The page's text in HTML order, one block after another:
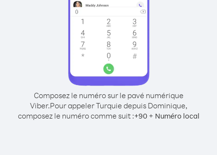
Composez le numéro sur le pavé numérique
Viber.Pour appeler Turquie depuis Dominique,
composez le numéro comme suit :+90+ Numéro local